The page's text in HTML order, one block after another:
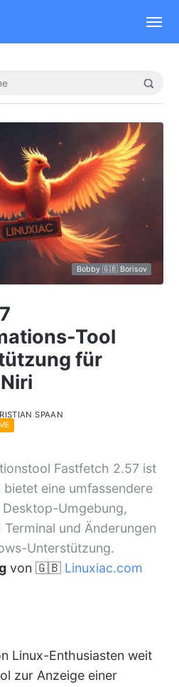
Bobby 🇬🇧 Borisov
Tool
für
SPAAN
Fastfetch 2.57 ist
eine umfassendere
Umgebung,
und Änderungen
Unterstützung.
von 🇬🇧 Linuxiac.com
Linux-Enthusiasten weit
zur Anzeige einer